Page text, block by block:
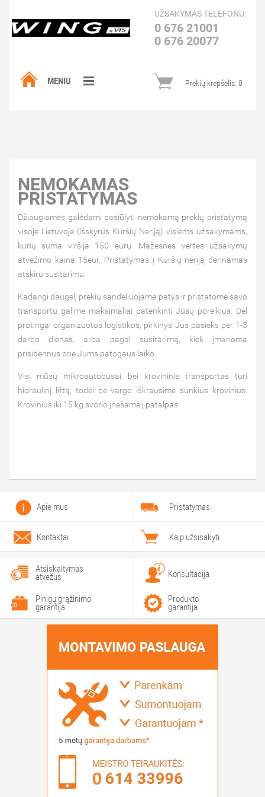
UŽSAKYMAS TELEFONU:
0 676 21001
0 676 20077
Prekių krepšelis: 0
MENIU
NEMOKAMAS
PRISTATYMAS
Džiaugiamės galėdami pasiūlyti nemokamą prekių pristatymą
visoje Lietuvoje (išskyrus Kuršių Neriją) visiems užsakymams,
kurių suma viršija 150 eurų. Mažesnės vertės užsakymų
atvežimo kaina 15eur. Pristatymas į Kuršių neriją derinamas
atskiru susitarimu.
Kadangi daugelį prekių sandėliuojame patys ir pristatome savo
transportu galime maksimaliai patenkinti Jūsų poreikius. Dėl
protingai organizuotos logistikos, pirkinys Jus pasieks per 1-3
darbo dienas, arba pagal susitarimą, kiek įmanoma
prisiderinus prie Jums patogaus laiko.
Visi mūsų mikroautobusai bei krovininis transportas turi
hidraulinį liftą, todėl be vargo iškrausime sunkius krovinius.
Krovinius iki 15 kg svorio įnešame į patalpas.
Apie mus Pristatymas
Kontaktai Kaip užsisakyti
Atsiskaitymas
atvežus Konsultacija
Pinigų grąžinimo
garantija
Produkto
garantija